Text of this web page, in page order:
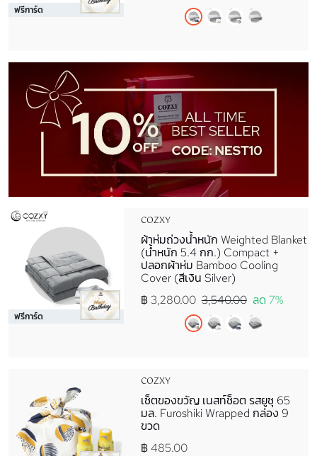
ฟรีการ์ด
ฟรีการ์ด
COZXY
ผ้าห่มถ่วงน้ำหนัก Weighted Blanket
(น้ำหนัก 5.4 กก.) Compact +
ปลอกผ้าห่ม Bamboo Cooling
Cover (สีเงิน Silver)
฿ 3,280.00 3,540.00 ลด 7%
COZXY
เซ็ตของขวัญ เนสท์ช็อต รสยูซุ 65
มล. Furoshiki Wrapped กล่อง 9
ขวด
฿ 485.00